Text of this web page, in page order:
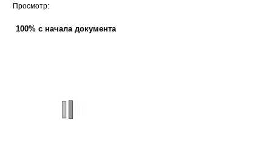
Просмотр:
100% с начала документа